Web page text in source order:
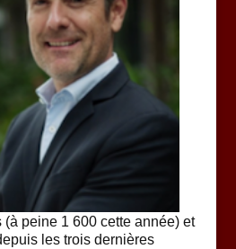
(à peine 1 600 cette année) et
les trois dernières